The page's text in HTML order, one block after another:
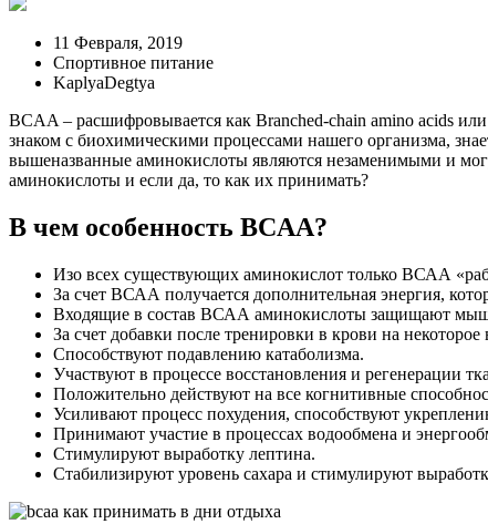
11 Февраля, 2019
Спортивное питание
KaplyaDegtya
BCAA – расшифровывается как Branched-chain amino acids
знаком с биохимическими процессами нашего организма,
вышеназванные аминокислоты являются незаменимыми и
аминокислоты и если да, то как их принимать?
В чем особенность BCAA?
Изо всех существующих аминокислот только ВСАА
За счет ВСАА получается дополнительная энергия,
Входящие в состав ВСАА аминокислоты защищают
За счет добавки после тренировки в крови на
Способствуют подавлению катаболизма.
Участвуют в процессе восстановления и регенерации
Положительно действуют на все когнитивные
Усиливают процесс похудения, способствуют
Принимают участие в процессах водообмена и
Стимулируют выработку лептина.
Стабилизируют уровень сахара и стимулируют